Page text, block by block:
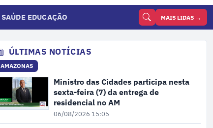
SAÚDE EDUCAÇÃO MAIS LIDAS →
ÚLTIMAS NOTÍCIAS
AMAZONAS
Ministro das Cidades participa nesta
sexta-feira (7) da entrega de
residencial no AM
06/08/2026 15:05